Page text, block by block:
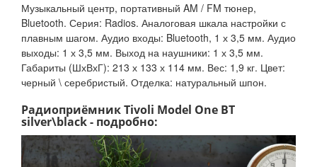
Музыкальный центр, портативный AM / FM тюнер,
Bluetooth. Серия: Radios. Аналоговая шкала настройки с
плавным шагом. Аудио входы: Bluetooth, 1 х 3,5 мм. Аудио
выходы: 1 х 3,5 мм. Выход на наушники: 1 х 3,5 мм.
Габариты (ШхВхГ): 213 х 133 х 114 мм. Вес: 1,9 кг. Цвет:
черный \ серебристый. Отделка: натуральный шпон.
Радиоприёмник Tivoli Model One BT
silver\black - подробно: